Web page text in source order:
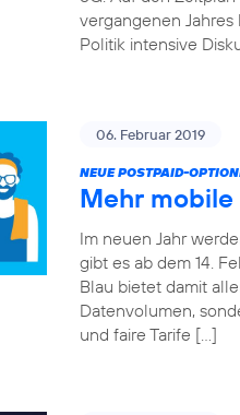
vergangenen
Politik intensive
06. Februar 2019
NEUE POSTPAID-
Mehr
Im neuen Jahr
gibt es ab dem 14.
Blau bietet damit
Datenvolumen,
und faire Tarife […]